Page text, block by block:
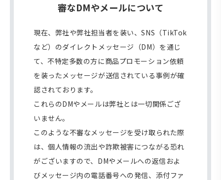
審なDMやメールについて
現在、弊社や弊社担当者を装い、SNS（TikTok
など）のダイレクトメッセージ（DM）を通じ
て、不特定多数の方に商品プロモーション依頼
を装ったメッセージが送信されている事例が確
認されております。
これらのDMやメールは弊社とは一切関係ござ
いません。
このような不審なメッセージを受け取られた際
は、個人情報の流出や詐欺被害につながる恐れ
がございますので、DMやメールへの返信およ
びメッセージ内の電話番号への発信、添付ファ